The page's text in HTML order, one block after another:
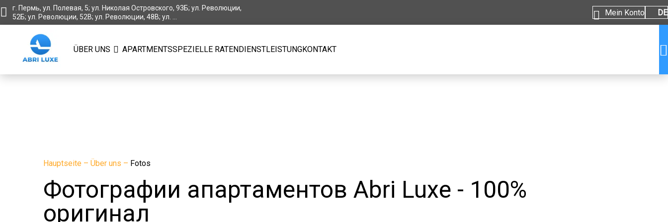
г. Пермь, ул. Полевая, 5; ул. Николая Островского, 93Б; ул. Революции,
52Б; ул. Революции, 52В; ул. Революции, 48В; ул. ...
Mein Konto DE
ÜBER UNS APARTMENTSSPEZIELLE RATENDIENSTLEISTUNGKONTAKT
Hauptseite – Über uns – Fotos
Фотографии апартаментов Abri Luxe - 100%
оригинал